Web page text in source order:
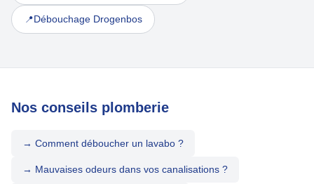
📍Débouchage Drogenbos
Nos conseils plomberie
→ Comment déboucher un lavabo ?
→ Mauvaises odeurs dans vos canalisations ?